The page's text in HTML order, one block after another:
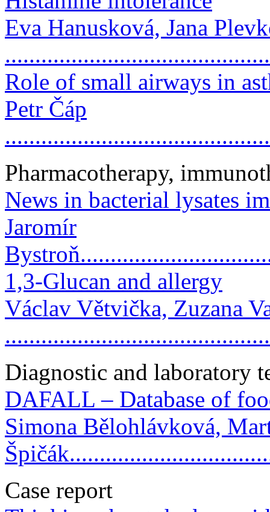
Eva Hanusková, Jana
Role of small airways in
Petr Čáp
Pharmacotherapy,
News in bacterial lysates
Jaromír
1,3-Glucan and allergy
Václav Větvička, Zuzana
Diagnostic and laboratory
DAFALL – Database of
Simona Bělohlávková,
Case report